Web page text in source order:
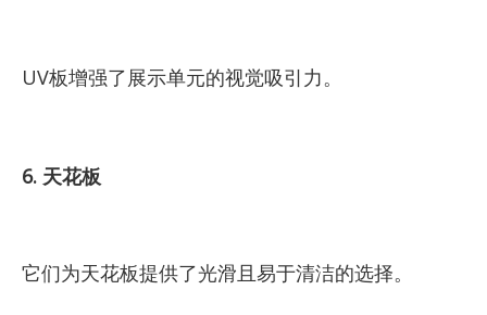
UV板增强了展示单元的视觉吸引力。
6. 天花板
它们为天花板提供了光滑且易于清洁的选择。